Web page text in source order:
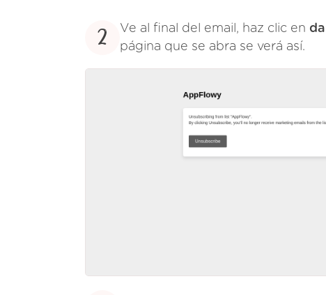
2 Ve al final del email, haz clic en
página que se abra se verá así.